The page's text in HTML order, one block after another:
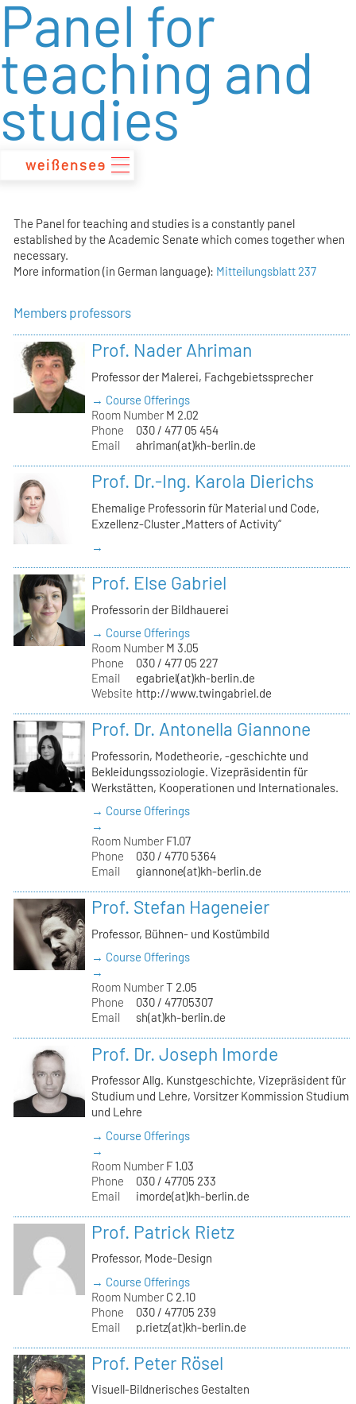
zum
Inhalt
Panel for
teaching and
studies
The Panel for teaching and studies is a constantly panel
established by the Academic Senate which comes together when
necessary.
More information (in German language): Mitteilungsblatt 237
Members professors
Prof. Nader Ahriman
Professor der Malerei, Fachgebietssprecher
→ Course Offerings
Room Number M 2.02
Phone
030 / 477 05 454
Email
ahriman(at)kh-berlin.de
Prof. Dr.-Ing. Karola Dierichs
Ehemalige Professorin für Material und Code,
Exzellenz-Cluster „Matters of Activity“
→
Prof. Else Gabriel
Professorin der Bildhauerei
→ Course Offerings
Room Number M 3.05
Phone
030 / 477 05 227
Email
egabriel(at)kh-berlin.de
Website http://www.twingabriel.de
Prof. Dr. Antonella Giannone
Professorin, Modetheorie, -geschichte und
Bekleidungssoziologie. Vizepräsidentin für
Werkstätten, Kooperationen und Internationales.
→ Course Offerings
→
Room Number F1.07
Phone
030 / 4770 5364
Email
giannone(at)kh-berlin.de
Prof. Stefan Hageneier
Professor, Bühnen- und Kostümbild
→ Course Offerings
→
Room NumberT 2.05
Phone
030 / 47705307
Email
sh(at)kh-berlin.de
Prof. Dr. Joseph Imorde
Professor Allg. Kunstgeschichte, Vizepräsident für
Studium und Lehre, Vorsitzer Kommission Studium
und Lehre
→ Course Offerings
→
Room Number F 1.03
Phone
030 / 47705 233
Email
imorde(at)kh-berlin.de
Prof. Patrick Rietz
Professor, Mode-Design
→ Course Offerings
Room Number C 2.10
Phone
030 / 47705 239
Email
p.rietz(at)kh-berlin.de
Prof. Peter Rösel
Visuell-Bildnerisches Gestalten